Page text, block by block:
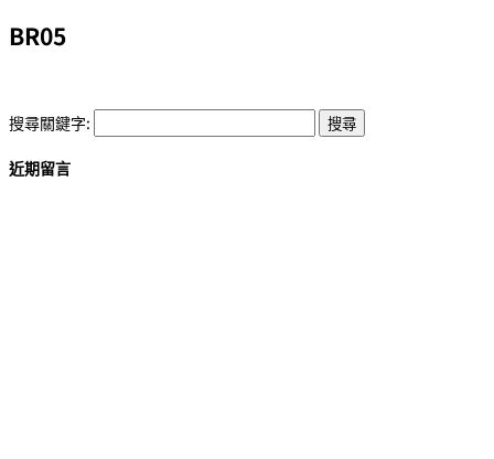
BR05
搜尋關鍵字:
近期留言